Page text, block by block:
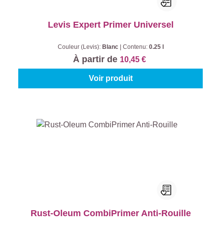
Levis Expert Primer Universel
Couleur (Levis): Blanc Contenu: 0.25 l
À partir de 10,45 €
Voir produit
Rust-Oleum CombiPrimer Anti-Rouille